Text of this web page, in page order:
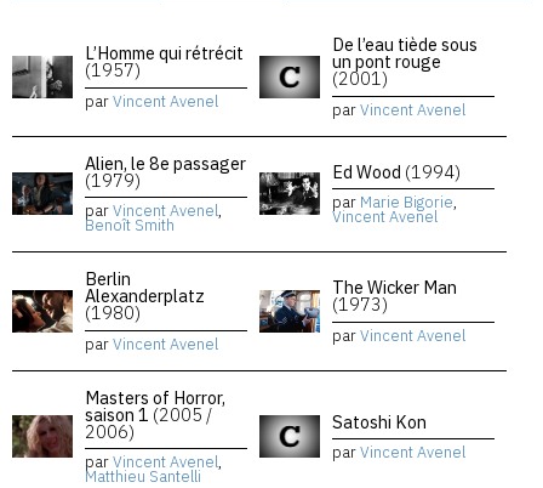
L’Homme qui rétrécit
(1957)
parVincent Avenel
De l’eau tiède sous
un pont rouge
(2001)
parVincent Avenel
Alien, le 8e passager
(1979)
parVincent Avenel,
Benoît Smith
Ed Wood (1994)
par Marie Bigorie,
Vincent Avenel
Berlin
Alexanderplatz
(1980)
parVincent Avenel
The Wicker Man
(1973)
parVincent Avenel
Masters of Horror,
saison 1 (2005 /
2006)
parVincent Avenel,
Matthieu Santelli
Satoshi Kon
parVincent Avenel